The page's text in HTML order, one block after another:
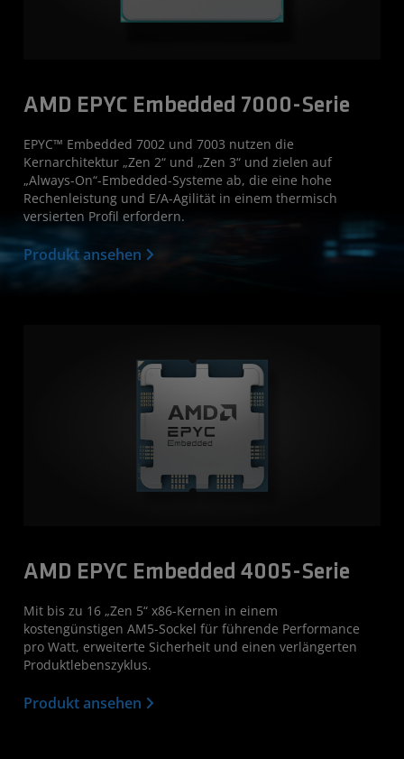
AMD EPYC Embedded 7000-Serie
EPYC™ Embedded 7002 und 7003 nutzen die
Kernarchitektur „Zen 2“ und „Zen 3“ und zielen auf
„Always-On“-Embedded-Systeme ab, die eine hohe
Rechenleistung und E/A-Agilität in einem thermisch
versierten Profil erfordern.
Produkt ansehen
AMD EPYC Embedded 4005-Serie
Mit bis zu 16 „Zen 5“ x86-Kernen in einem
kostengünstigen AM5-Sockel für führende Performance
pro Watt, erweiterte Sicherheit und einen verlängerten
Produktlebenszyklus.
Produkt ansehen